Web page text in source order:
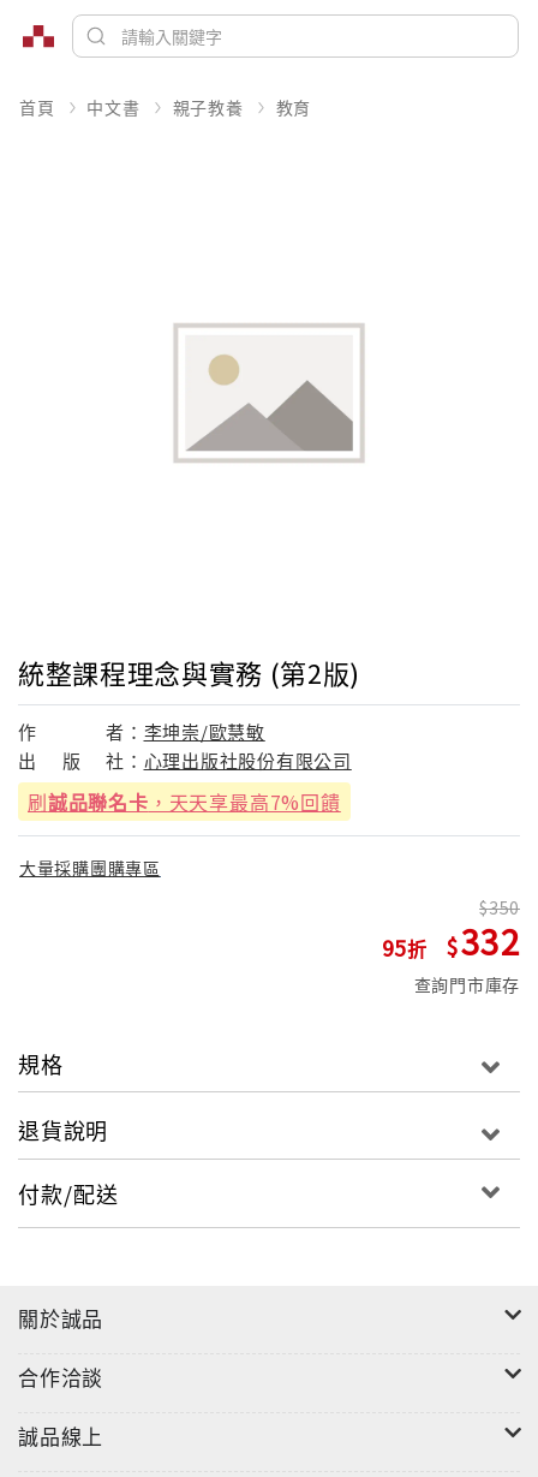
首頁 中文書 親子教養 教育
統整課程理念與實務 (第2版)
作 者： 李坤崇/歐慧敏
出
版 社： 心理出版社股份有限公司
刷誠品聯名卡 ，天天享最高7%回饋
大量採購團購專區
95
350
332
查詢門市庫存
規格
退貨說明
付款/配送
關於誠品
合作洽談
誠品線上